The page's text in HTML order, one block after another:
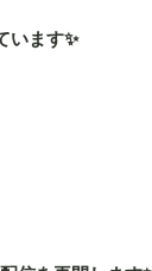
います✨